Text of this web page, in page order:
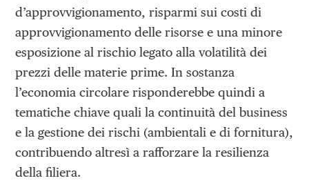
d’approvvigionamento, risparmi sui costi di
approvvigionamento delle risorse e una minore
esposizione al rischio legato alla volatilità dei
prezzi delle materie prime. In sostanza
l’economia circolare risponderebbe quindi a
tematiche chiave quali la continuità del business
e la gestione dei rischi (ambientali e di fornitura),
contribuendo altresì a rafforzare la resilienza
della filiera.